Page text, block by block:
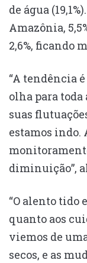
de água
Amazônia,
2,6%, ficando
“A tendência
olha para
suas
estamos indo.
diminuição”,
“O alento tido
quanto aos
viemos de
secos, e as